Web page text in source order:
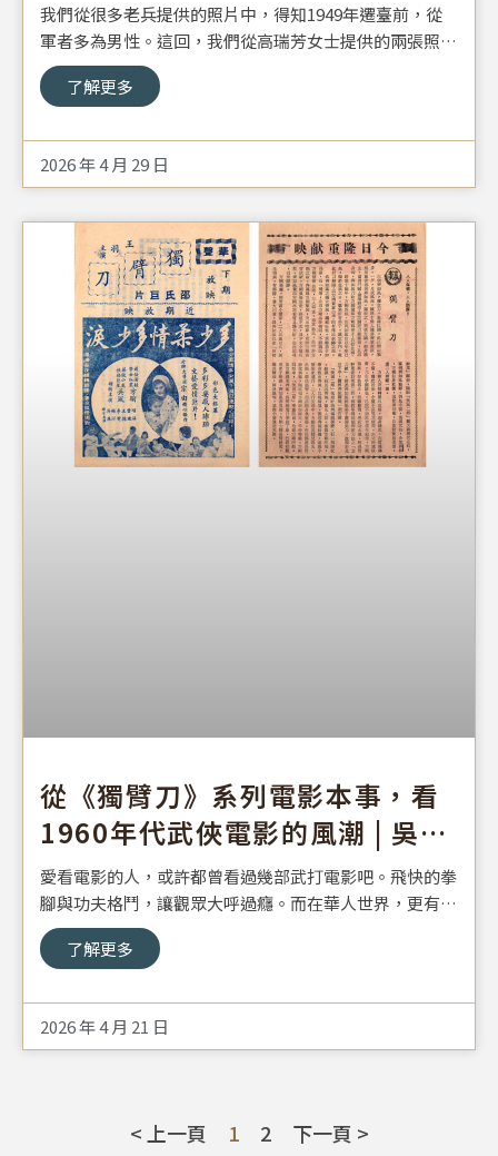
我們從很多老兵提供的照片中，得知1949年遷臺前，從
軍者多為男性。這回，我們從高瑞芳女士提供的兩張照片
中，看到難得的女性從軍照片。從1926年 革命北伐開
始，就有女性因意識的抬頭，與應時代的需要，敢於突破
走進戰場從軍。她們史無前例成為軍中一股清新陽光的形
象。女性軍人的職責與男性軍人一樣，都是保衛國家安
被分配至步兵部隊或戰鬥單位，大多隸屬於後勤單位，如
文書、情報、維修、通訊、軍醫與院校等軍事設施工作。
而女性溫柔、細心、體貼的特質，作為後勤兵能發揮很大
的作用。
了解更多
2026 年 4 月 29 日
從《獨臂刀》系列電影本事，看
1960年代武俠電影的風潮 | 吳敏
信
愛看電影的人，或許都曾看過幾部武打電影吧。飛快的拳
腳與功夫格鬥，讓觀眾大呼過癮。而在華人世界，更有獨
樹一幟的武俠電影，以行俠仗義、武功高強的俠客為主
角。這次我們就從幾張「 電影本事 」，來介紹1960年代
分大小的電影宣傳單。現今若想知道上映電影的完整資訊
與內容，上網查詢即可。然而在1950、1960年代，電影
版面。基金會典藏的幾張電影本事中，有三張介紹的電影
了解更多
2026 年 4 月 21 日
< 上一頁 1 2 下一頁 >